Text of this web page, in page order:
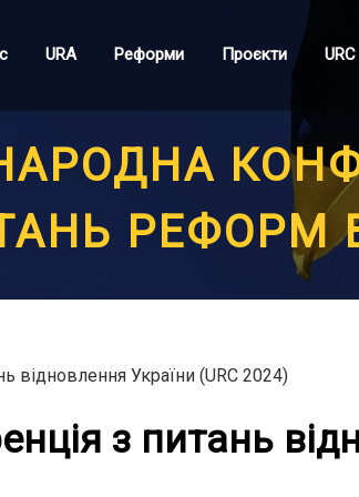
URA Реформи Проєкти URC
РЕФОРМ В
відновлення України (URC 2024)
з питань